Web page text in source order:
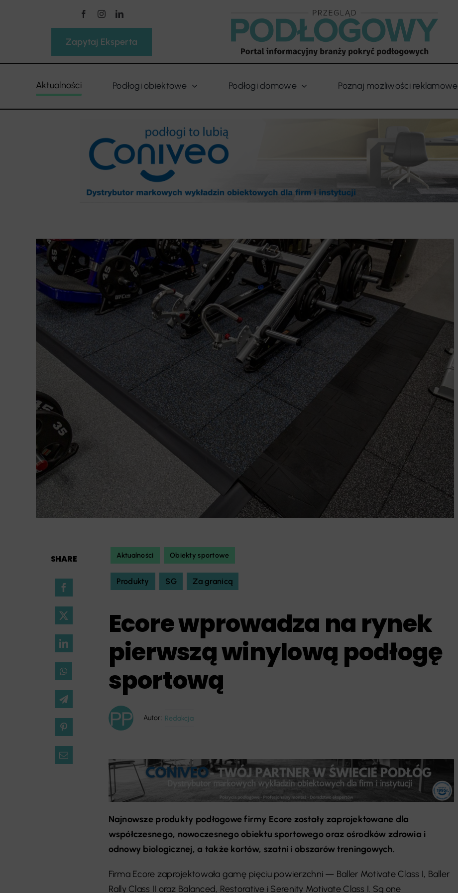
Zapytaj Eksperta
Aktualności Podłogi obiektowe Podłogi domowe Poznaj możliwości reklamowe
SHARE Aktualności Obiekty sportowe
Produkty SG Za granicą
Ecore wprowadza na rynek
pierwszą winylową podłogę
sportową
Autor: Redakcja
Najnowsze produkty podłogowe firmy Ecore zostały zaprojektowane dla
współczesnego, nowoczesnego obiektu sportowego oraz ośrodków zdrowia i
odnowy biologicznej, a także kortów, szatni i obszarów treningowych.
Firma Ecore zaprojektowała gamę pięciu powierzchni — Baller Motivate Class I, Baller
Rally Class II oraz Balanced, Restorative i Serenity Motivate Class I. Są one